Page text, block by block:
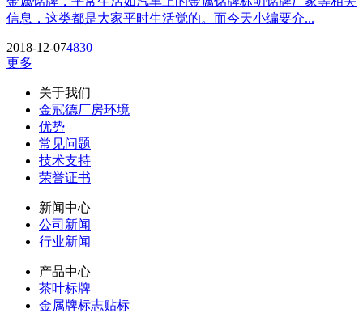
信息，这类都是大家平时生活觉的。而今天小编要介...
2018-12-074830
更多
关于我们
金冠德厂房环境
优势
常见问题
技术支持
荣誉证书
新闻中心
公司新闻
行业新闻
产品中心
茶叶标牌
金属牌标志贴标